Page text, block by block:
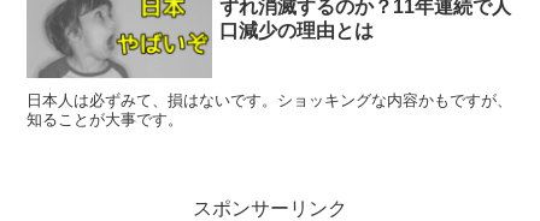
ずれ消滅するのか？11年連続で人
口減少の理由とは
日本人は必ずみて、損はないです。ショッキングな内容かもですが、
知ることが大事です。
スポンサーリンク